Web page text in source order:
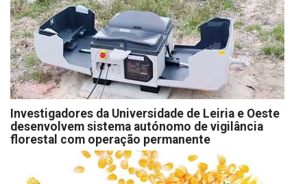
Investigadores da Universidade de Leiria e Oeste
desenvolvem sistema autónomo de vigilância
florestal com operação permanente